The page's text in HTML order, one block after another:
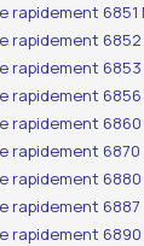
rapidement 6851
rapidement
rapidement
rapidement
rapidement
rapidement 6870
rapidement
rapidement
rapidement